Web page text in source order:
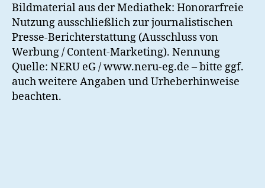
Bildmaterial aus der Mediathek: Honorarfreie
Nutzung ausschließlich zur journalistischen
Presse-Berichterstattung (Ausschluss von
Werbung / Content-Marketing). Nennung
Quelle: NERU eG / www.neru-eg.de – bitte ggf.
auch weitere Angaben und Urheberhinweise
beachten.